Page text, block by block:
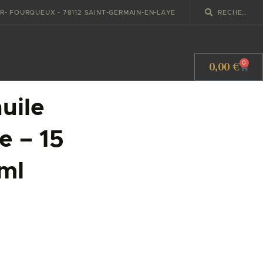
FOURQUEUX - 78112 SAINT-GERMAIN-EN-LAYE
0,00€ 0
– 15